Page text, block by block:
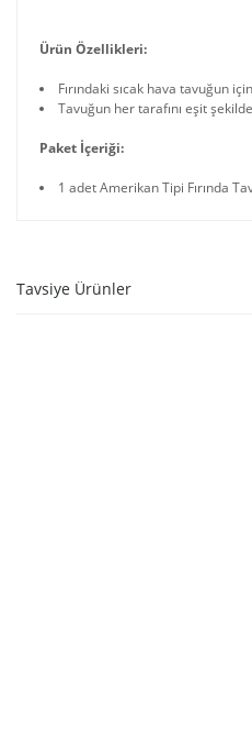
Ürün Özellikleri:
Fırındaki sıcak hava tavuğun
Tavuğun her tarafını eşit
Paket İçeriği:
1 adet Amerikan Tipi Fırında
Tavsiye Ürünler